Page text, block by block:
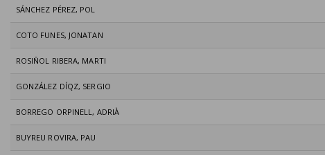
SÁNCHEZ PÉREZ, POL
COTO FUNES, JONATAN
ROSIÑOL RIBERA, MARTI
GONZÁLEZ DÍQZ, SERGIO
BORREGO ORPINELL, ADRIÀ
BUYREU ROVIRA, PAU